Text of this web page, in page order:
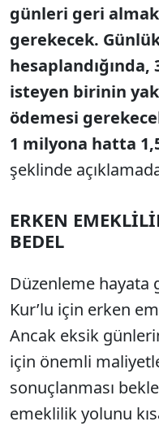
günleri geri
gerekecek. Günlük
hesaplandığında,
isteyen birinin
ödemesi
1 milyona hatta
şeklinde açı
ERKEN EMEKLİLİ
BEDEL
Düzenleme hayata
Kur’lu için erken
Ancak eksik g
için önemli
sonuçlanması
emeklilik yolunu k